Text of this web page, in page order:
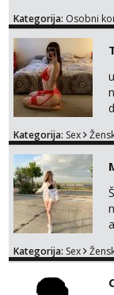
Kategorija: Osobni
Kategorija: Sex
Kategorija: Sex